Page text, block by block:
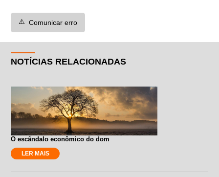
⚠️ Comunicar erro
NOTÍCIAS RELACIONADAS
O escândalo econômico do dom
LER MAIS